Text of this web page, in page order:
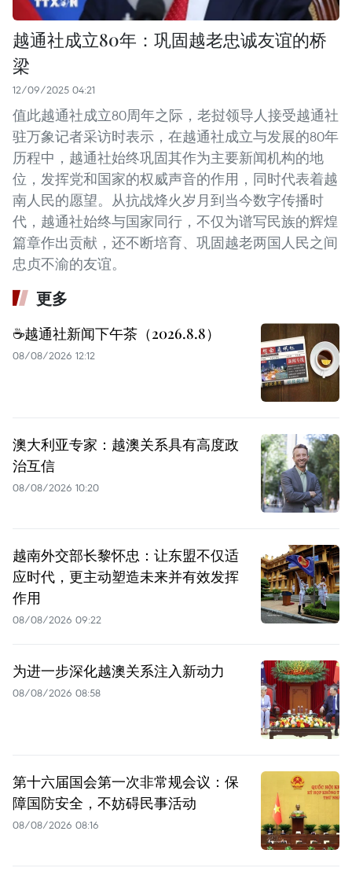
越通社成立80年：巩固越老忠诚友谊的桥
梁
12/09/2025 04:21
值此越通社成立80周年之际，老挝领导人接受越通社
驻万象记者采访时表示，在越通社成立与发展的80年
历程中，越通社始终巩固其作为主要新闻机构的地
位，发挥党和国家的权威声音的作用，同时代表着越
南人民的愿望。从抗战烽火岁月到当今数字传播时
代，越通社始终与国家同行，不仅为谱写民族的辉煌
篇章作出贡献，还不断培育、巩固越老两国人民之间
忠贞不渝的友谊。
更多
☕️越通社新闻下午茶（2026.8.8）
08/08/2026 12:12
澳大利亚专家：越澳关系具有高度政
治互信
08/08/2026 10:20
越南外交部长黎怀忠：让东盟不仅适
应时代，更主动塑造未来并有效发挥
作用
08/08/2026 09:22
为进一步深化越澳关系注入新动力
08/08/2026 08:58
第十六届国会第一次非常规会议：保
障国防安全，不妨碍民事活动
08/08/2026 08:16